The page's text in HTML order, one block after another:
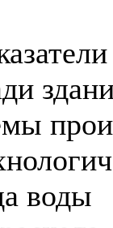
воды